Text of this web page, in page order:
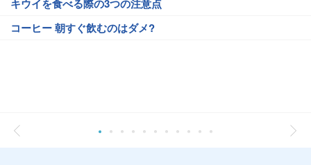
キウイを食べる際の3つの注意点
コーヒー 朝すぐ飲むのはダメ?